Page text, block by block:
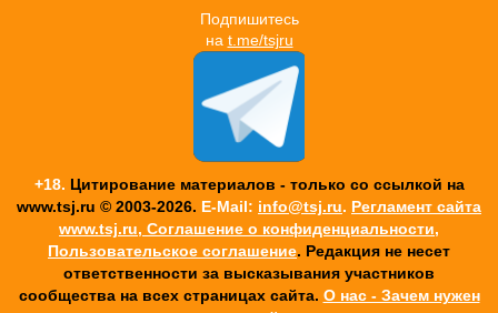
Подпишитесь
на t.me/tsjru
+18. Цитирование материалов - только со ссылкой на
www.tsj.ru © 2003-2026. E-Mail: info@tsj.ru. Регламент сайта
www.tsj.ru, Соглашение о конфиденциальности,
Пользовательское соглашение. Редакция не несет
ответственности за высказывания участников
cообщества на всех страницах сайта. О нас - Зачем нужен